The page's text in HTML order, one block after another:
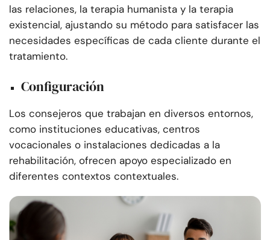
las relaciones, la terapia humanista y la terapia
existencial, ajustando su método para satisfacer las
necesidades específicas de cada cliente durante el
tratamiento.
Configuración
Los consejeros que trabajan en diversos entornos,
como instituciones educativas, centros
vocacionales o instalaciones dedicadas a la
rehabilitación, ofrecen apoyo especializado en
diferentes contextos contextuales.